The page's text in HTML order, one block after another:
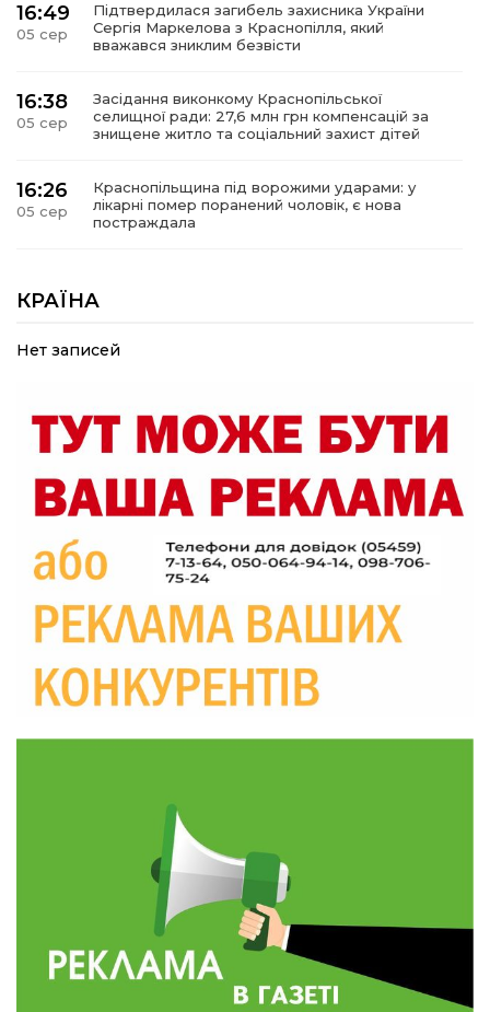
16:49
05 сер
Підтвердилася загибель захисника України
Сергія Маркелова з Краснопілля, який
вважався зниклим безвісти
16:38
05 сер
Засідання виконкому Краснопільської
селищної ради: 27,6 млн грн компенсацій за
знищене житло та соціальний захист дітей
16:26
05 сер
Краснопільщина під ворожими ударами: у
лікарні помер поранений чоловік, є нова
постраждала
05 сер
можуть врятувати життя під час обстрілу
09:26
Що робити, якщо в нотаріальному документі
18:39
04 сер
«КОЛО НЕЗЛАМНИХ»: як діти та ветерани
разом створюють унікальний телепроєкт
09:52
Родина Степаненків: від квітучого
30 лип
Пишіть листи самому собі, або як уникнути
маніпуляційбез конфліктів
19:29
30 лип
«Все закінчиться, приїду й одружуся…»: Пам’яті
26-річного Захисника Богдана Ємця (ВІДЕО)
20:06
Паливо по 100 грн та ризик дефіциту: чому в
Житлові сертифікати, підготовка до зими та
підтримка ВПО: підсумки засідання виконкому
Краснопільської селищної ради
Валентина Масалітіна: «Нас тримає віра в
Перемогу і повернення додому»
Знову біль… Знову втрата… На щиті
повертається захисник України Богдан Ємець
КРАЇНА
Нет записей